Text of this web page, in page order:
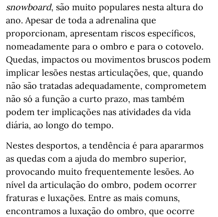
snowboard, são muito populares nesta altura do
ano. Apesar de toda a adrenalina que
proporcionam, apresentam riscos específicos,
nomeadamente para o ombro e para o cotovelo.
Quedas, impactos ou movimentos bruscos podem
implicar lesões nestas articulações, que, quando
não são tratadas adequadamente, comprometem
não só a função a curto prazo, mas também
podem ter implicações nas atividades da vida
diária, ao longo do tempo.
Nestes desportos, a tendência é para apararmos
as quedas com a ajuda do membro superior,
provocando muito frequentemente lesões. Ao
nível da articulação do ombro, podem ocorrer
fraturas e luxações. Entre as mais comuns,
encontramos a luxação do ombro, que ocorre